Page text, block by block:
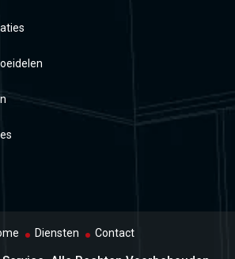
Diensten Contact